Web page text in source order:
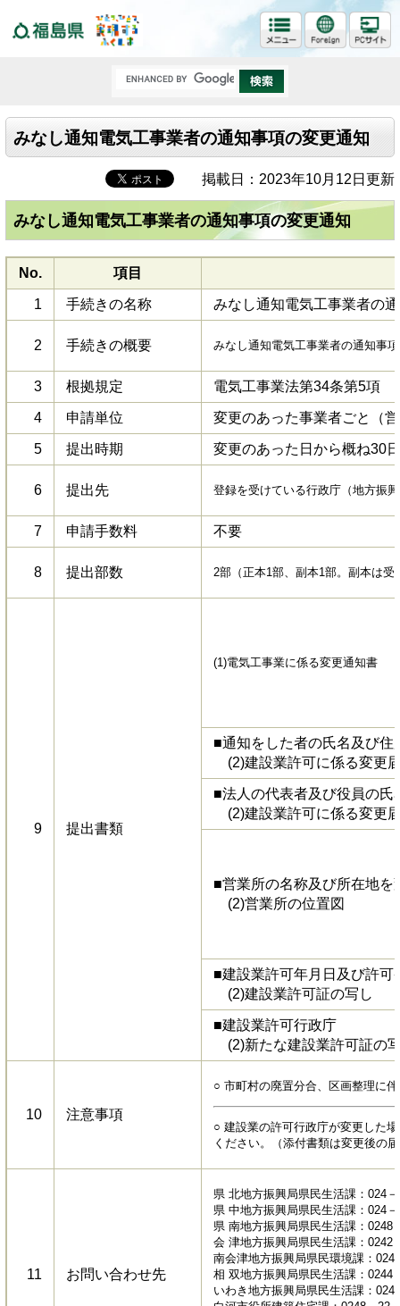
みなし通知電気工事業者の通知事項の変更通知
掲載日：2023年10月12日更新
みなし通知電気工事業者の通知事項の変更通知
No. 項目
1 手続きの名称 みなし通知電気工事業者の
2 手続きの概要 みなし通知電気工事業者の通知事
3 根拠規定 電気工事業法第34条第5項
4 申請単位 変更のあった事業者ごと（
5 提出時期 変更のあった日から概ね30
6 提出先 登録を受けている行政庁（地方振
7 申請手数料 不要
8 提出部数 2部（正本1部、副本1部。副本は受
9 提出書類
(1)電気工事業に係る変更通知書
■通知をした者の氏名及び住
(2)建設業許可に係る変更
■法人の代表者及び役員の氏
(2)建設業許可に係る変更
■営業所の名称及び所在地を
(2)営業所の位置図
■建設業許可年月日及び許可
(2)建設業許可証の写し
■建設業許可行政庁
(2)新たな建設業許可証の
10 注意事項
○ 市町村の廃置分合、区画整理に
○ 建設業の許可行政庁が変更した
ください。（添付書類は変更後の
11 お問い合わせ先
県 北地方振興局県民生活課：024
県 中地方振興局県民生活課：024
県 南地方振興局県民生活課：0248
会 津地方振興局県民生活課：0242
南会津地方振興局県民環境課：
相 双地方振興局県民生活課：0244
いわき地方振興局県民生活課：